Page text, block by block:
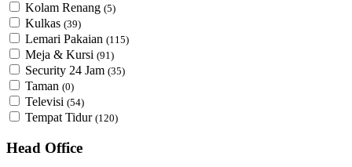
Kolam Renang (5)
Kulkas (39)
Lemari Pakaian (115)
Meja & Kursi (91)
Security 24 Jam (35)
Taman (0)
Televisi (54)
Tempat Tidur (120)
Head Office